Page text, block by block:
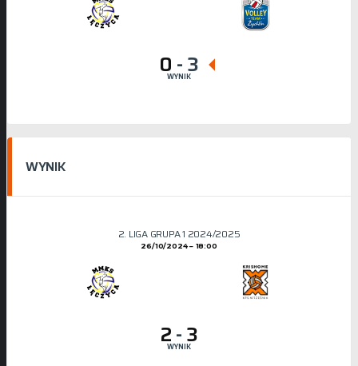
0 -3
WYNIK
WYNIK
2. LIGA GRUPA 1 2024/2025
26/10/2024 18:00
2-3
WYNIK